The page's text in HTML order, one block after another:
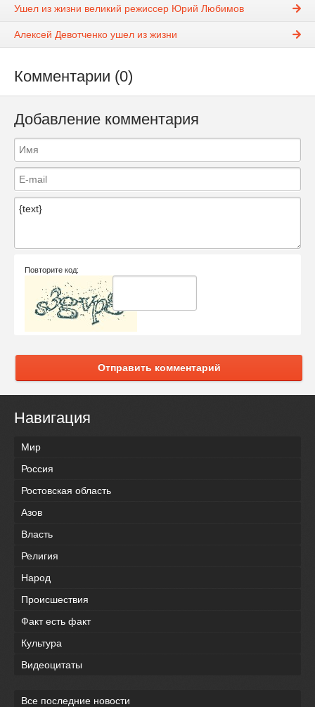
Ушел из жизни великий режиссер Юрий Любимов
Алексей Девотченко ушел из жизни
Комментарии (0)
Добавление комментария
Повторите код:
Отправить комментарий
Навигация
Мир
Россия
Ростовская область
Азов
Власть
Религия
Народ
Происшествия
Факт есть факт
Культура
Видеоцитаты
Все последние новости